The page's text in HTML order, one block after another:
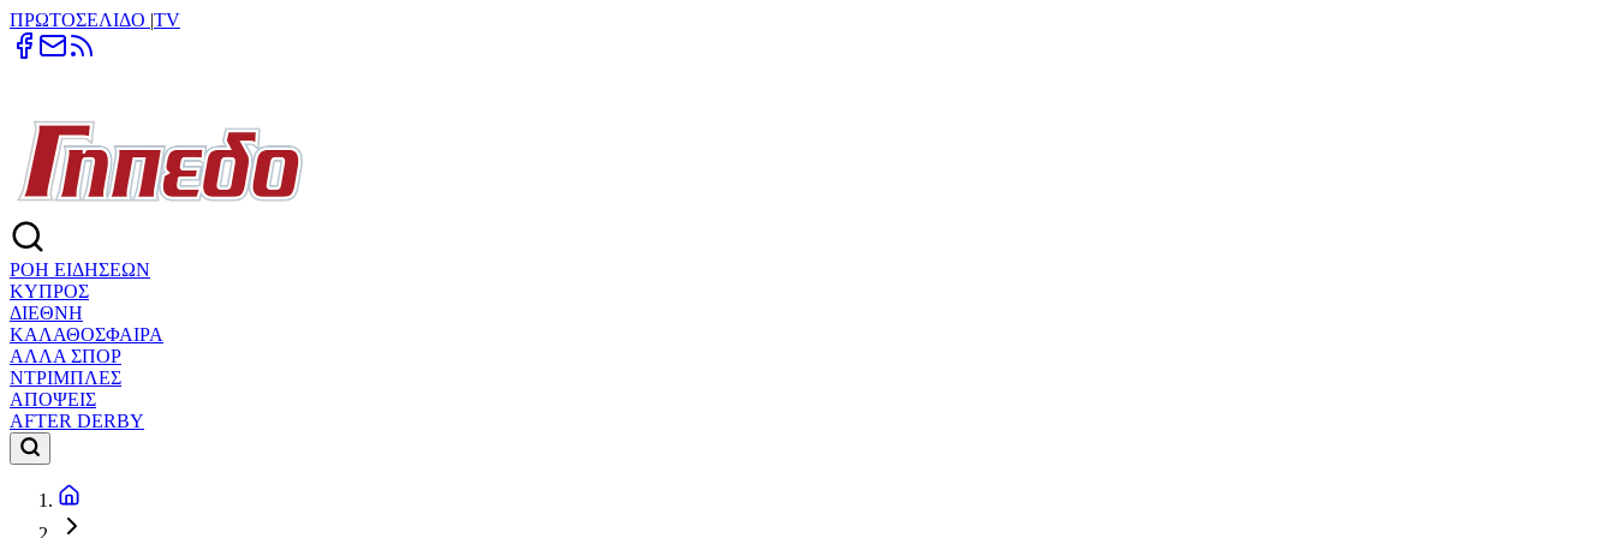
ΠΡΩΤΟΣΕΛΙΔΟ |TV
ΡΟΗ ΕΙΔΗΣΕΩΝ
ΚΥΠΡΟΣ
ΔΙΕΘΝΗ
ΚΑΛΑΘΟΣΦΑΙΡΑ
ΑΛΛΑ ΣΠΟΡ
ΝΤΡΙΜΠΛΕΣ
ΑΠΟΨΕΙΣ
AFTER DERBY